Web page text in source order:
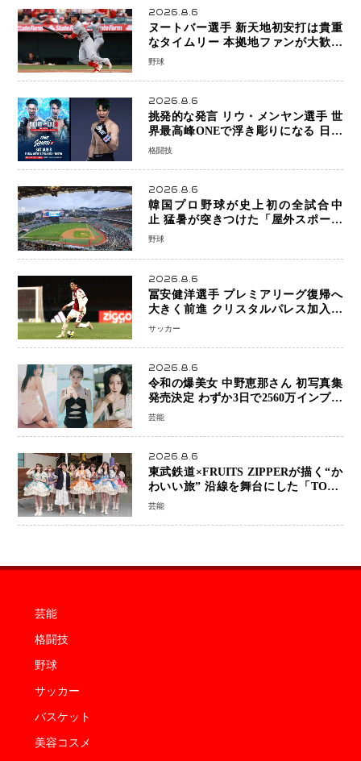
2026.8.6
ヌートバー選手 新天地初安打は貴重
なタイムリー 本拠地ファンが大歓声
笑顔で歓喜
野球
2026.8.6
挑発的な発言 リウ・メンヤン選手 世
界最高峰ONEで浮き彫りになる 日本
キックボクシングが直面する“技術
格闘技
2026.8.6
韓国プロ野球が史上初の全試合中
止 猛暑が突きつけた「屋外スポーツ
の限界」 日本発のドーム型施設時代
野球
2026.8.6
冨安健洋選手 プレミアリーグ復帰へ
大きく前進 クリスタルパレス加入目
前 メディカルチェックも通過
サッカー
2026.8.6
令和の爆美女 中野恵那さん 初写真集
発売決定 わずか3日で2560万インプレ
ッションを記録した話題の美貌を凝縮
芸能
2026.8.6
東武鉄道×FRUITS ZIPPERが描く“か
わいい旅” 沿線を舞台にした「TOBU
KAWAII PROJECT」が開幕
芸能
芸能
格闘技
野球
サッカー
バスケット
美容コスメ